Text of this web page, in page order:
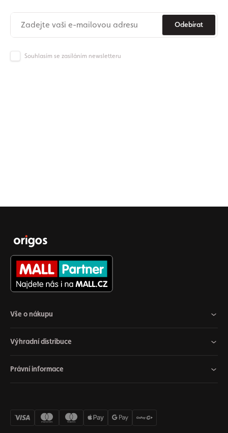
Odebírat
Souhlasím se zasíláním newsletteru
Vše o nákupu
Výhradní distribuce
Právní informace